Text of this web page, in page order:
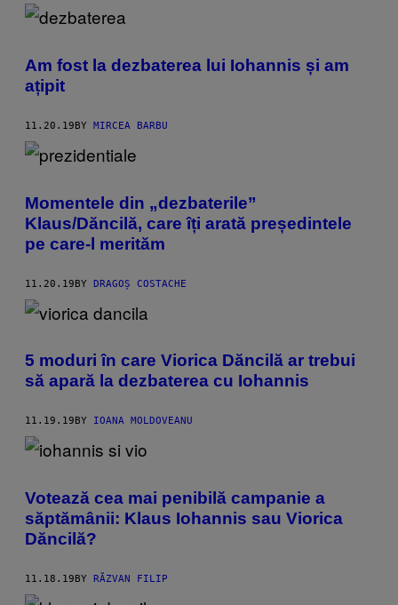
Am fost la dezbaterea lui Iohannis și am
ațipit
11.20.19BY MIRCEA BARBU
Momentele din „dezbaterile”
Klaus/Dăncilă, care îți arată președintele
pe care-l merităm
11.20.19BY DRAGOȘ COSTACHE
5 moduri în care Viorica Dăncilă ar trebui
să apară la dezbaterea cu Iohannis
11.19.19 BY IOANA MOLDOVEANU
Votează cea mai penibilă campanie a
săptămânii: Klaus Iohannis sau Viorica
Dăncilă?
11.18.19BY RĂZVAN FILIP